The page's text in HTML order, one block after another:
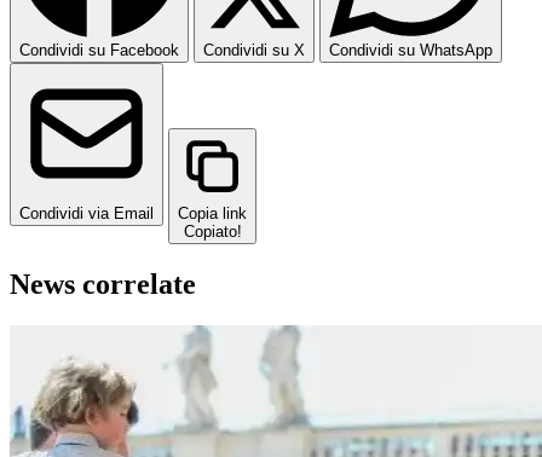
Condividi su Facebook Condividi su X Condividi su WhatsApp
Condividi via Email
Copia link
Copiato!
News correlate